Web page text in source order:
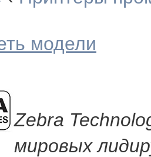
модели
Zebra
мировых